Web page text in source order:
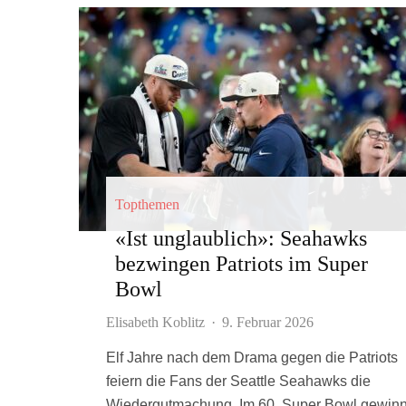
Topthemen
«Ist unglaublich»: Seahawks
bezwingen Patriots im Super
Bowl
Elisabeth Koblitz · 9. Februar 2026
Elf Jahre nach dem Drama gegen die Patriots
feiern die Fans der Seattle Seahawks die